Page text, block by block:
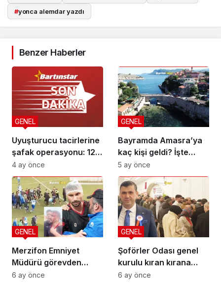
#yonca alemdar yazdı
Benzer Haberler
Uyuşturucu tacirlerine
şafak operasyonu: 12
gözaltı
GENEL
4 ay önce
Bayramda Amasra’ya
kaç kişi geldi? İşte
rakamlar
GENEL
5 ay önce
Merzifon Emniyet
Müdürü görevden
alınmalı
GENEL
6 ay önce
Şoförler Odası genel
kurulu kıran kırana
geçti! İşte sonuç
GENEL
6 ay önce